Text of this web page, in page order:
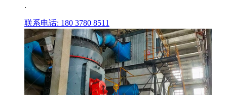
.
联系电话: 180 3780 8511